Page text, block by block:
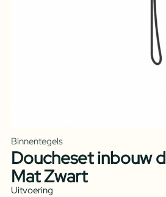
Binnentegels
Doucheset inbouw
Mat Zwart
Uitvoering